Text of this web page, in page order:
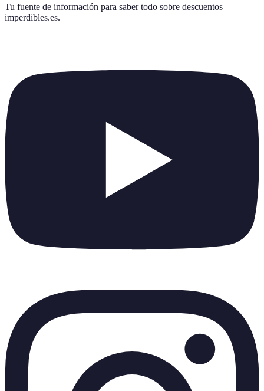
Tu fuente de información para saber todo sobre descuentos
imperdibles.es.